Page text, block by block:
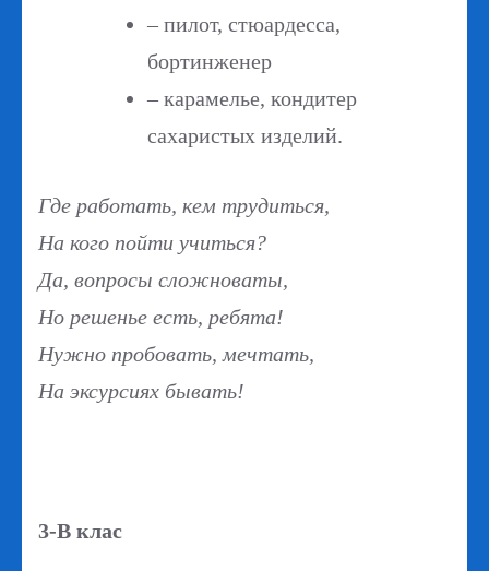
– пилот, стюардесса,
бортинженер
– карамелье, кондитер
сахаристых изделий.
Где работать, кем трудиться,
На кого пойти учиться?
Да, вопросы сложноваты,
Но решенье есть, ребята!
Нужно пробовать, мечтать,
На эксурсиях бывать!
3-В клас